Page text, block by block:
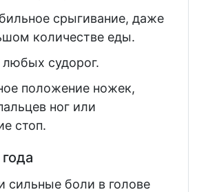
срыгивание, даже
количестве еды.
судорог.
положение ножек,
ног или
стоп.
сильные боли в голове